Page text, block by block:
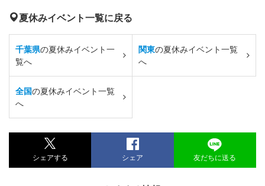
夏休みイベント一覧に戻る
千葉県の夏休みイベント一
覧へ
関東の夏休みイベント一覧
へ
全国の夏休みイベント一覧
へ
シェアする シェア 友だちに送る